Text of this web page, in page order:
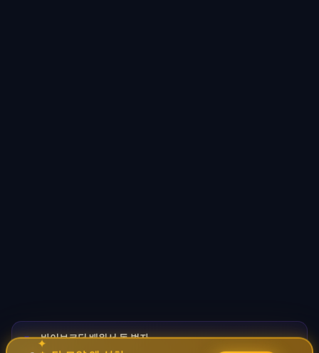
🚀바이브코딩 배워서 돈 벌자
코딩 몰라도 AI로 자동화 수익 시스템 구축 · 무료
✦ ✧